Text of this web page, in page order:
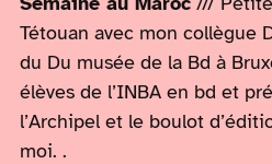
Tétouan avec mon collègue
du Du musée de la Bd à
élèves de l’INBA en bd et
l’Archipel et le boulot
moi. .